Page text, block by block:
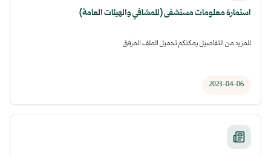
استمارة معلومات مستشفى (للمشافي والهيئات العامة)
للمزيد من التفاصيل يمكنكم تحميل الملف المرفق
2023-04-06